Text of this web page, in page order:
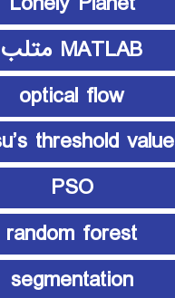
MATLAB متلب
optical flow
threshold value
PSO
random forest
segmentation